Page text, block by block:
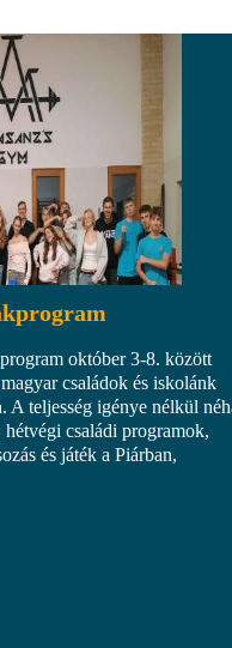
október 3-8. között
családok és iskolánk
A teljesség igénye nélkül
családi programok,
és játék a Piárban,